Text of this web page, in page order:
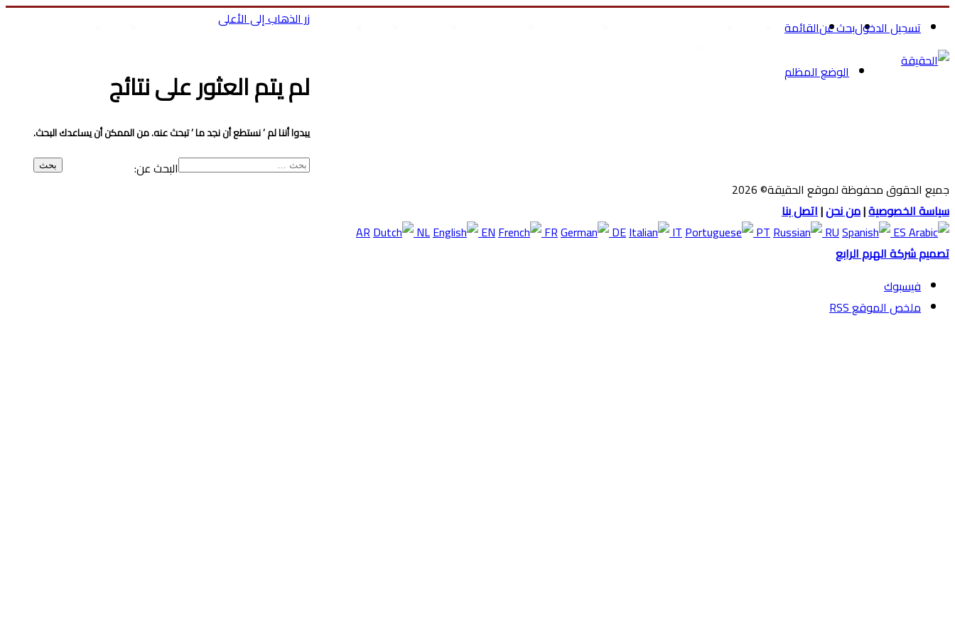
القائمةبحث عنتسجيل الدخول
الوضع المظلم لم يتم العثور على نتائج
يبدوا أننا لم ’ نستطع أن نجد ما ’ تبحث عنه. من الممكن أن يساعدك البحث.
البحث عن:
جميع الحقوق محفوظة لموقع الحقيقة© 2026
سياسة الخصوصية|من نحن|اتصل بنا
AR
NL EN FR DE IT PT RU
ES
تصميم شركة الهرم الرابع
فيسبوك
ملخص الموقع RSS
زر الذهاب إلى الأعلى